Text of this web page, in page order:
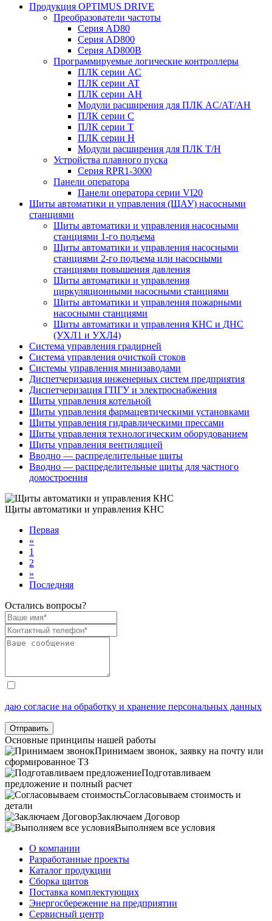
Продукция OPTIMUS DRIVE
Преобразователи частоты
Серия AD80
Серия AD800
Серия AD800B
Программируемые логические контроллеры
ПЛК серии AC
ПЛК серии AT
ПЛК серии AH
Модули расширения для ПЛК AC/AT/AH
ПЛК серии C
ПЛК серии T
ПЛК серии H
Модули расширения для ПЛК T/H
Устройства плавного пуска
Серия RPR1-3000
Панели оператора
Панели оператора серии VI20
Щиты автоматики и управления (ЩАУ) насосными
станциями
Щиты автоматики и управления насосными
станциями 1-го подъема
Щиты автоматики и управления насосными
станциями 2-го подъема или насосными
станциями повышения давления
Щиты автоматики и управления
циркуляционными насосными станциями
Щиты автоматики и управления пожарными
насосными станциями
Щиты автоматики и управления КНС и ДНС
(УХЛ1 и УХЛ4)
Система управления градирней
Система управления очисткой стоков
Системы управления минизаводами
Диспетчеризация инженерных систем предприятия
Диспетчеризация ГПГУ и электроснабжения
Щиты управления котельной
Щиты управления фармацевтическими установками
Щиты управления гидравлическими прессами
Щиты управления технологическим оборудованием
Щиты управления вентиляцией
Вводно — распределительные щиты
Вводно — распределительные щиты для частного
домостроения
Щиты автоматики и управления КНС
Первая
«
1
2
»
Последняя
Остались вопросы?
даю согласие на обработку и хранение персональных данных
Отправить
Основные принципы нашей работы
Принимаем звонок, заявку на почту или
сформированное ТЗ
Подготавливаем
предложение и полный расчет
Согласовываем стоимость и
детали
Заключаем Договор
Выполняем все условия
О компании
Разработанные проекты
Каталог продукции
Сборка щитов
Поставка комплектующих
Энергосбережение на предприятии
Сервисный центр